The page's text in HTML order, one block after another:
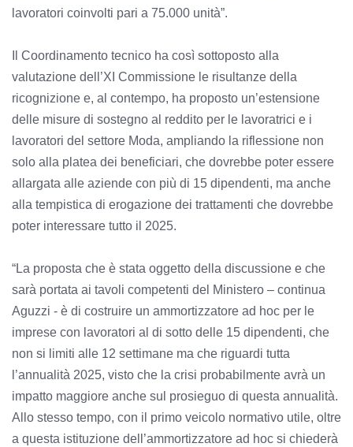
lavoratori coinvolti pari a 75.000 unità”.
Il Coordinamento tecnico ha così sottoposto alla
valutazione dell’XI Commissione le risultanze della
ricognizione e, al contempo, ha proposto un’estensione
delle misure di sostegno al reddito per le lavoratrici e i
lavoratori del settore Moda, ampliando la riflessione non
solo alla platea dei beneficiari, che dovrebbe poter essere
allargata alle aziende con più di 15 dipendenti, ma anche
alla tempistica di erogazione dei trattamenti che dovrebbe
poter interessare tutto il 2025.
“La proposta che è stata oggetto della discussione e che
sarà portata ai tavoli competenti del Ministero – continua
Aguzzi - è di costruire un ammortizzatore ad hoc per le
imprese con lavoratori al di sotto delle 15 dipendenti, che
non si limiti alle 12 settimane ma che riguardi tutta
l’annualità 2025, visto che la crisi probabilmente avrà un
impatto maggiore anche sul prosieguo di questa annualità.
Allo stesso tempo, con il primo veicolo normativo utile, oltre
a questa istituzione dell’ammortizzatore ad hoc si chiederà